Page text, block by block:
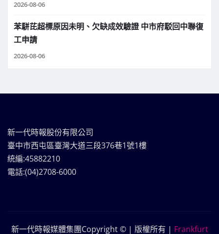
2026-08-06
苯駢芘超標原因未明、欠缺成效驗證 中市府駁回中聯復
工申請
2026-08-06
新一代時報股份有限公司
臺中市西屯區臺灣大道三段376巷1號1樓
統編:45882210
電話:(04)2708-6000
新一代時報媒體集團Copyright © | 版權所有 | Frankfurt